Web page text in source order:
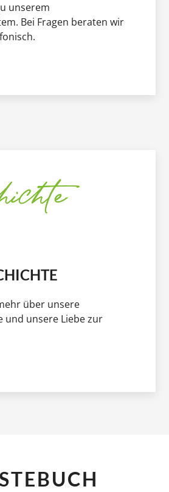
unserem
Bei Fragen beraten wir
über unsere
und unsere Liebe zur